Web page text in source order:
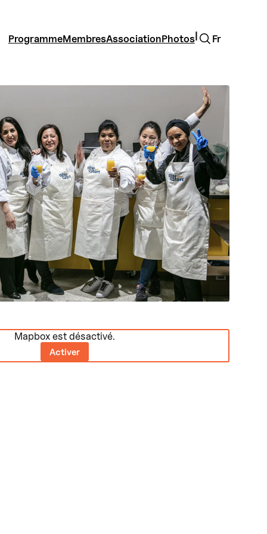
ProgrammeMembresAssociationPhotos
Rechercher
Fr
Mapbox est désactivé.
Activer